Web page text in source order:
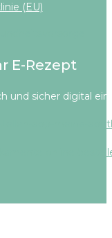
(EU)
E-Rezept
und sicher digital